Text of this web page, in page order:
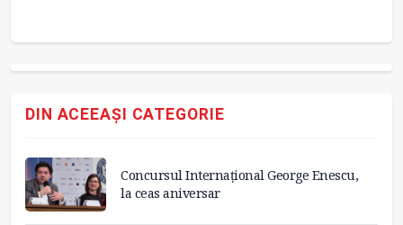
DIN ACEEAȘI CATEGORIE
Concursul Internațional George Enescu,
la ceas aniversar